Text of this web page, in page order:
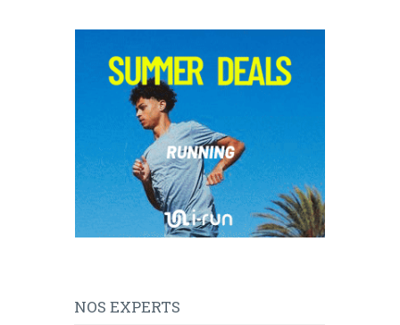
NOS EXPERTS